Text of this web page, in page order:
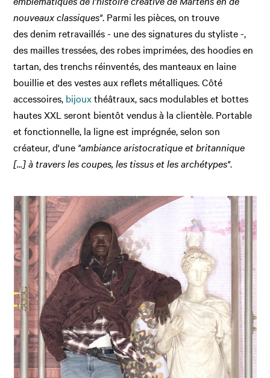
nouveaux classiques". Parmi les pièces, on trouve
des denim retravaillés - une des signatures du styliste -,
des mailles tressées, des robes imprimées, des hoodies en
tartan, des trenchs réinventés, des manteaux en laine
bouillie et des vestes aux reflets métalliques. Côté
accessoires, bijouxthéâtraux, sacs modulables et bottes
hautes XXL seront bientôt vendus à la clientèle. Portable
et fonctionnelle, la ligne est imprégnée, selon son
créateur, d'une "ambiance aristocratique et britannique
[...] à travers les coupes, les tissus et les archétypes".